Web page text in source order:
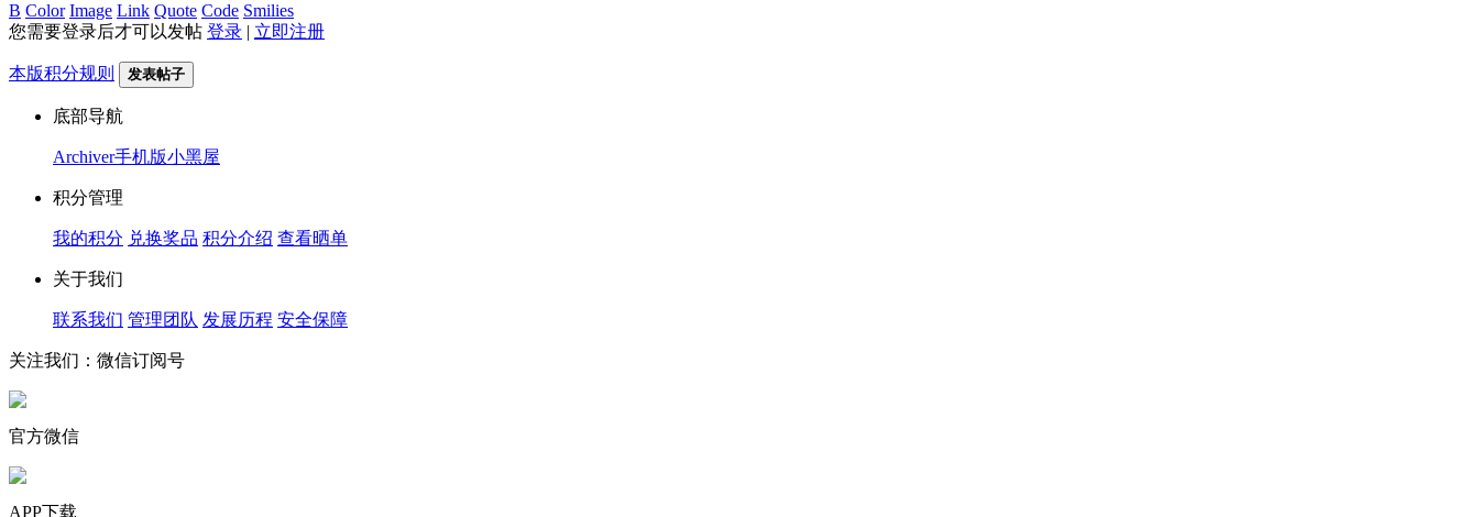
B Color Image Link Quote Code Smilies
您需要登录后才可以发帖 登录 | 立即注册
本版积分规则 发表帖子
底部导航
Archiver手机版小黑屋
积分管理
我的积分 兑换奖品 积分介绍 查看晒单
关于我们
联系我们 管理团队 发展历程 安全保障
关注我们：微信订阅号
官方微信
APP下载